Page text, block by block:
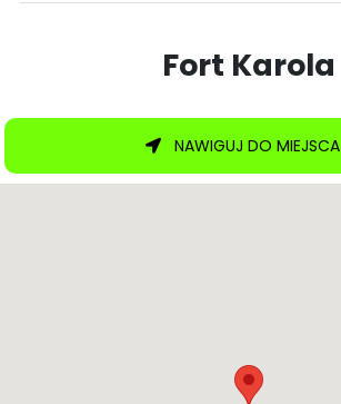
Fort Karola
NAWIGUJ DO MIEJSCA